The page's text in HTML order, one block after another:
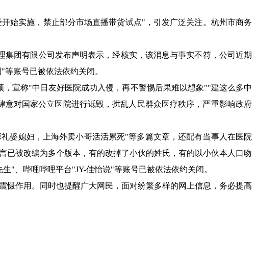
始实施，禁止部分市场直播带货试点"，引发广泛关注。杭州市商务
团有限公司发布声明表示，经核实，该消息与事实不符，公司近期
账号已被依法依约关闭。
宣称"中日友好医院成功入侵，再不警惕后果难以想象""建这么多中
对国家公立医院进行诋毁，扰乱人民群众医疗秩序，严重影响政府
娶媳妇，上海外卖小哥活活累死"等多篇文章，还配有当事人在医院
被改编为多个版本，有的改掉了小伙的姓氏，有的以小伙本人口吻
"、哔哩哔哩平台"JY-佳怡说"等账号已被依法依约关闭。
作用。同时也提醒广大网民，面对纷繁多样的网上信息，务必提高